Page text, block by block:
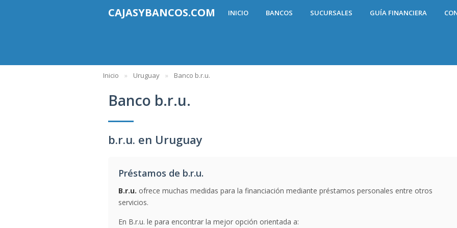
CAJASYBANCOS.COM INICIO BANCOS SUCURSALES GUÍA FINANCIERA
Inicio Uruguay Banco b.r.u.
Banco b.r.u.
b.r.u. en Uruguay
Préstamos de b.r.u.
B.r.u. ofrece muchas medidas para la financiación mediante préstamos personales entre otros
servicios.
En B.r.u. le para encontrar la mejor opción orientada a: